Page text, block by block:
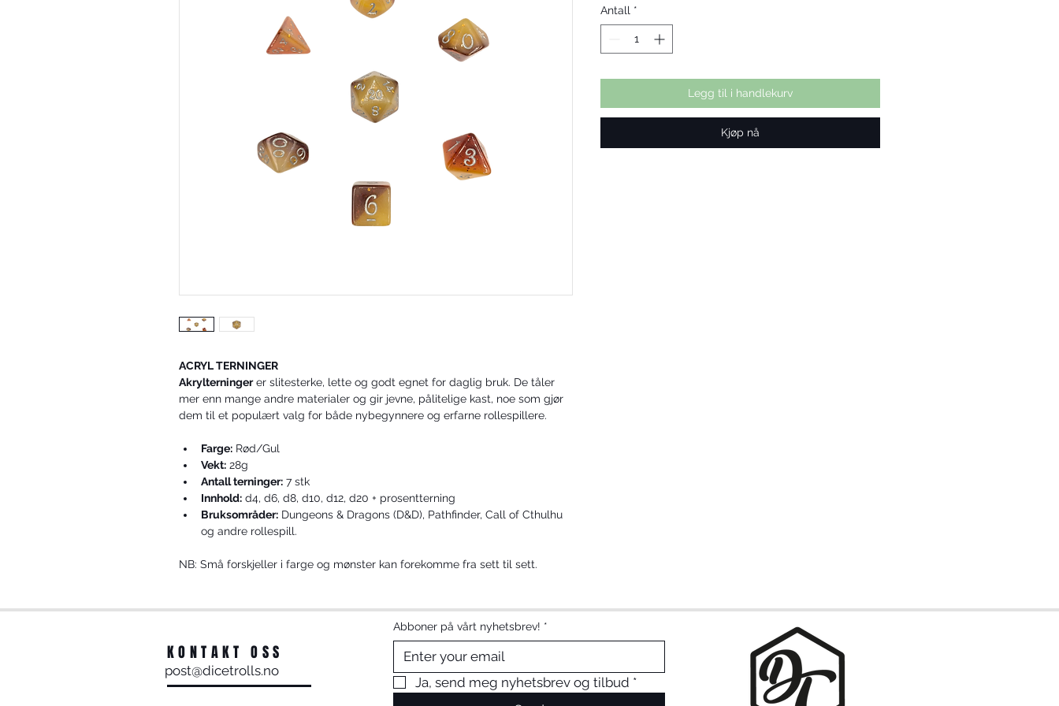
ACRYL TERNINGER
Akrylterninger er slitesterke, lette og godt egnet for daglig bruk. De tåler
mer enn mange andre materialer og gir jevne, pålitelige kast, noe som gjør
dem til et populært valg for både nybegynnere og erfarne rollespillere.
Farge: Rød/Gul
Vekt: 28g
Antall terninger: 7 stk
Innhold: d4, d6, d8, d10, d12, d20 + prosentterning
Bruksområder: Dungeons & Dragons (D&D), Pathfinder, Call of Cthulhu
og andre rollespill.
NB: Små forskjeller i farge og mønster kan forekomme fra sett til sett.
Antall *
Legg til i handlekurv
Kjøp nå
KONTAKT OSS
post@dicetrolls.no
Abboner på vårt nyhetsbrev! *
Ja, send meg nyhetsbrev og tilbud *